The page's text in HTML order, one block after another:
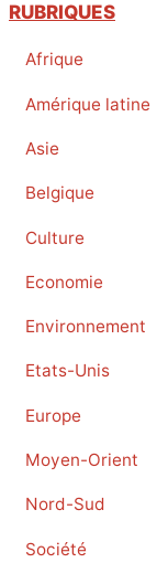
RUBRIQUES
Afrique
Amérique latine
Asie
Belgique
Culture
Economie
Environnement
Etats-Unis
Europe
Moyen-Orient
Nord-Sud
Société